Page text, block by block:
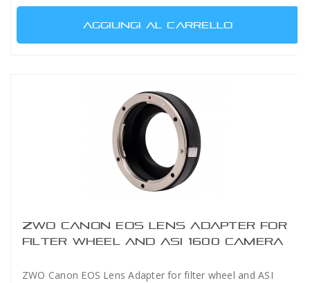
AGGIUNGI AL CARRELLO
ZWO CANON EOS LENS ADAPTER FOR
FILTER WHEEL AND ASI 1600 CAMERA
ZWO Canon EOS Lens Adapter for filter wheel and ASI